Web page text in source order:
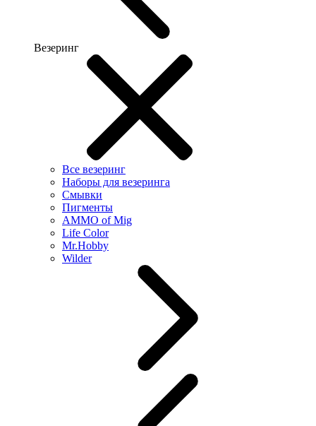
Везеринг
Все везеринг
Наборы для везеринга
Смывки
Пигменты
AMMO of Mig
Life Color
Mr.Hobby
Wilder